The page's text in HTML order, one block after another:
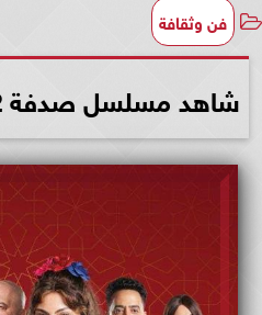
فن وثقافة
شاهد مسلسل صدفة 2 كاملة وبجودة HD